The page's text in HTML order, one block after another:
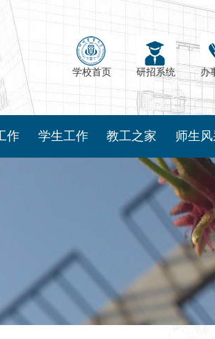
学校首页 研招系统 办
作 学生工作 教工之家 师生